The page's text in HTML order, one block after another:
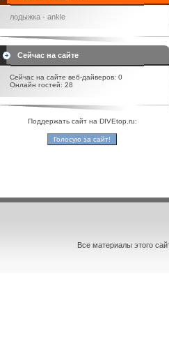
лодыжка - ankle
Сейчас на сайте
Сейчас на сайте веб-дайверов: 0
Онлайн гостей: 28
Поддержать сайт на DIVEtop.ru:
Все материалы этого